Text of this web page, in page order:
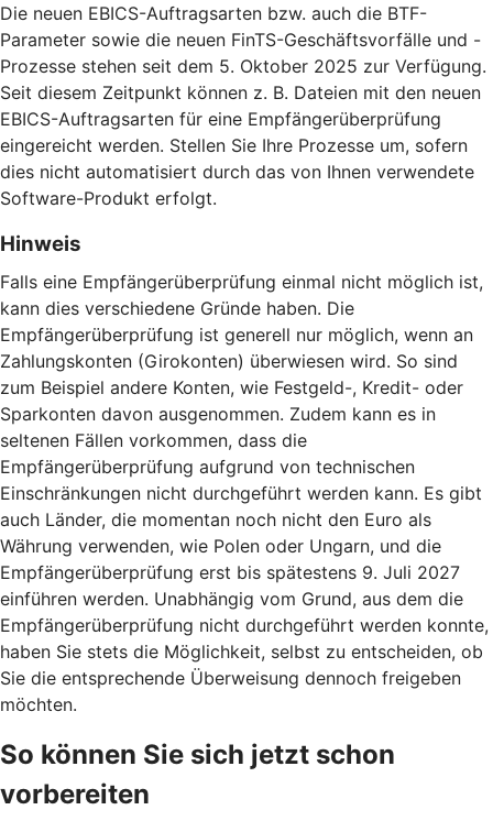
Die neuen EBICS-Auftragsarten bzw. auch die BTF-
Parameter sowie die neuen FinTS-Geschäftsvorfälle und -
Prozesse stehen seit dem 5. Oktober 2025 zur Verfügung.
Seit diesem Zeitpunkt können z. B. Dateien mit den neuen
EBICS-Auftragsarten für eine Empfängerüberprüfung
eingereicht werden. Stellen Sie Ihre Prozesse um, sofern
dies nicht automatisiert durch das von Ihnen verwendete
Software-Produkt erfolgt.
Hinweis
Falls eine Empfängerüberprüfung einmal nicht möglich ist,
kann dies verschiedene Gründe haben. Die
Empfängerüberprüfung ist generell nur möglich, wenn an
Zahlungskonten (Girokonten) überwiesen wird. So sind
zum Beispiel andere Konten, wie Festgeld-, Kredit- oder
Sparkonten davon ausgenommen. Zudem kann es in
seltenen Fällen vorkommen, dass die
Empfängerüberprüfung aufgrund von technischen
Einschränkungen nicht durchgeführt werden kann. Es gibt
auch Länder, die momentan noch nicht den Euro als
Währung verwenden, wie Polen oder Ungarn, und die
Empfängerüberprüfung erst bis spätestens 9. Juli 2027
einführen werden. Unabhängig vom Grund, aus dem die
Empfängerüberprüfung nicht durchgeführt werden konnte,
haben Sie stets die Möglichkeit, selbst zu entscheiden, ob
Sie die entsprechende Überweisung dennoch freigeben
möchten.
So können Sie sich jetzt schon
vorbereiten